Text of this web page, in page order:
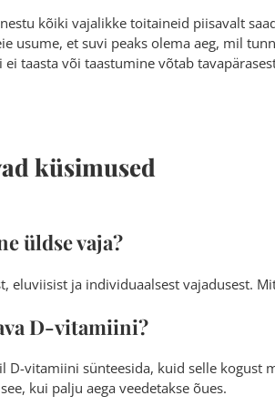
kõiki vajalikke toitaineid piisavalt
usume, et suvi peaks olema aeg, mil
taasta või taastumine võtab
küsimused
üldse vaja?
eluviisist ja individuaalsest vajadusest.
D-vitamiini?
D-vitamiini sünteesida, kuid selle kogust
kui palju aega veedetakse õues.